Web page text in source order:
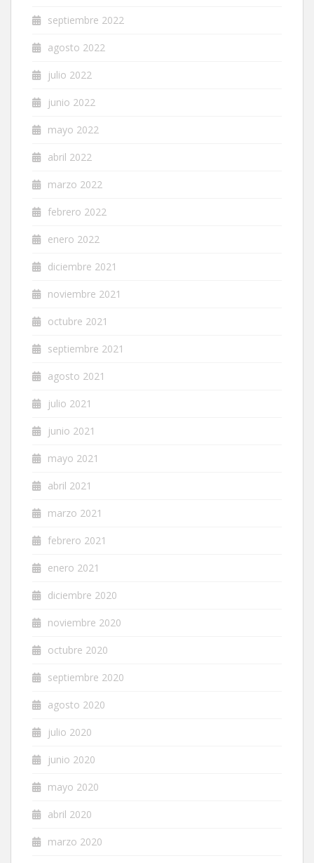
septiembre 2022
agosto 2022
julio 2022
junio 2022
mayo 2022
abril 2022
marzo 2022
febrero 2022
enero 2022
diciembre 2021
noviembre 2021
octubre 2021
septiembre 2021
agosto 2021
julio 2021
junio 2021
mayo 2021
abril 2021
marzo 2021
febrero 2021
enero 2021
diciembre 2020
noviembre 2020
octubre 2020
septiembre 2020
agosto 2020
julio 2020
junio 2020
mayo 2020
abril 2020
marzo 2020